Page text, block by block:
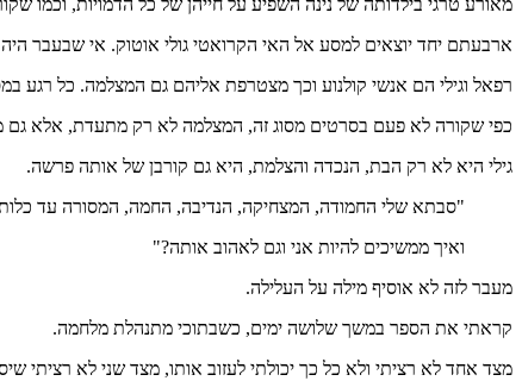
מאורע טרגי בילדותה של נינה השפיע על חייהן של כל הדמויות, וכמו
ארבעתם יחד יוצאים למסע אל האי הקרואטי גולי אוטוק. אי שבעבר
רפאל וגילי הם אנשי קולנוע וכך מצטרפת אליהם גם המצלמה. כל רגע
כפי שקורה לא פעם בסרטים מסוג זה, המצלמה לא רק מתעדת, אלא גם
גילי היא לא רק הבת, הנכדה והצלמת, היא גם קורבן של אותה פרשה.
"סבתא שלי החמודה, המצחיקה, הנדיבה, החמה, המסורה עד
ואיך ממשיכים להיות אני וגם לאהוב אותה?"
מעבר לזה לא אוסיף מילה על העלילה.
קראתי את הספר במשך שלושה ימים, כשבתוכי מתנהלת מלחמה.
מצד אחד לא רציתי ולא כל כך יכולתי לעזוב אותו, מצד שני לא רציתי